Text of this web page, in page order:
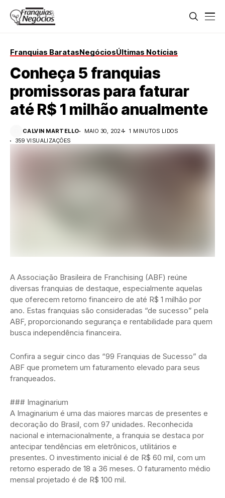
Franquias BaratasNegóciosÚltimas Notícias
Conheça 5 franquias
promissoras para faturar
até R$ 1 milhão anualmente
CALVIN MARTELLO MAIO 30, 2024
1 MINUTOS LIDOS
359 VISUALIZAÇÕES
A Associação Brasileira de Franchising (ABF) reúne
diversas franquias de destaque, especialmente aquelas
que oferecem retorno financeiro de até R$ 1 milhão por
ano. Estas franquias são consideradas “de sucesso” pela
ABF, proporcionando segurança e rentabilidade para quem
busca independência financeira.
Confira a seguir cinco das “99 Franquias de Sucesso” da
ABF que prometem um faturamento elevado para seus
franqueados.
### Imaginarium
A Imaginarium é uma das maiores marcas de presentes e
decoração do Brasil, com 97 unidades. Reconhecida
nacional e internacionalmente, a franquia se destaca por
antecipar tendências em eletrônicos, utilitários e
presentes. O investimento inicial é de R$ 60 mil, com um
retorno esperado de 18 a 36 meses. O faturamento médio
mensal projetado é de R$ 100 mil.